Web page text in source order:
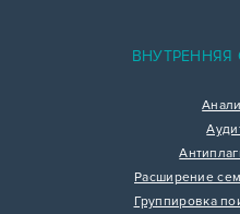
Расширение
Группировка